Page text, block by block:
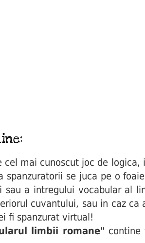
mai cunoscut joc de logica,
spanzuratorii se juca pe o
a intregului vocabular al
cuvantului, sau in caz ca
fi spanzurat virtual!
limbii romane"